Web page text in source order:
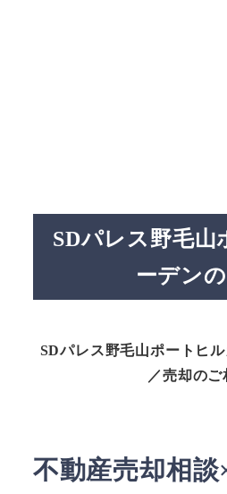
SDパレス野毛山
ーデン
SDパレス野毛山ポートヒ
／売却のご
不動産売却相